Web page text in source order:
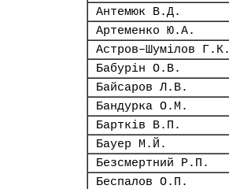
Антемюк В.Д.
Артеменко Ю.А.
Астров–Шумілов Г.К.
Бабурін О.В.
Байсаров Л.В.
Бандурка О.М.
Бартків В.П.
Бауер М.Й.
Безсмертний Р.П.
Беспалов О.П.